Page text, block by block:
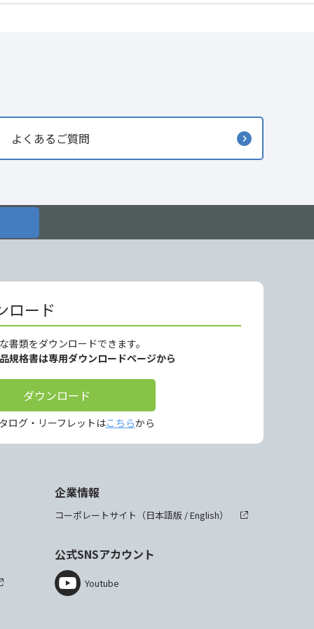
よくあるご質問
ロード
書類をダウンロードできます。
規格書は専用ダウンロードページから
ダウンロード
ログ・リーフレットはこちらから
企業情報
コーポレートサイト（日本語版 /English）
公式SNSアカウント
Youtube